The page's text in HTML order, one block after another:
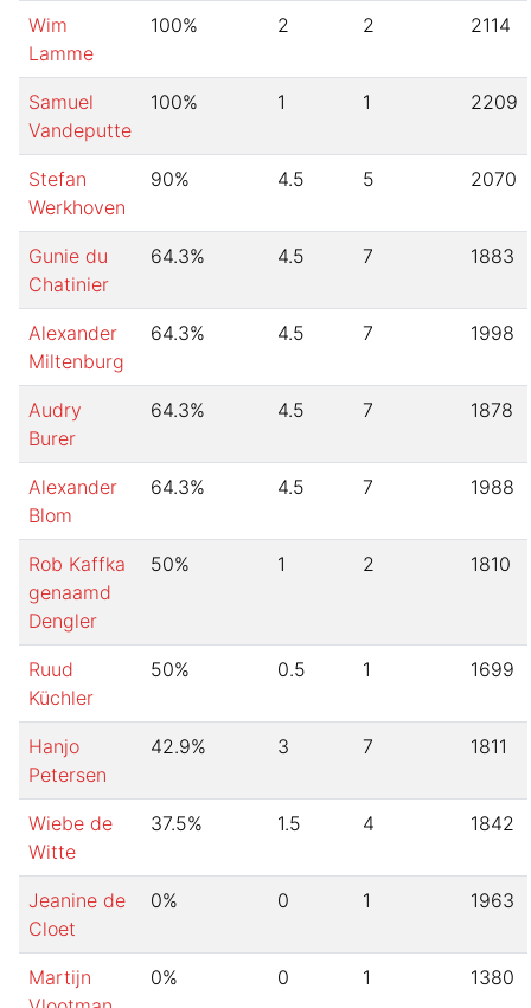
Wim
Lamme
100% 2 2 2114
Samuel
Vandeputte
100% 1 1 2209
Stefan
Werkhoven
90% 4.5 5 2070
Gunie du
Chatinier
64.3% 4.5 7 1883
Alexander
Miltenburg
64.3% 4.5 7 1998
Audry
Burer
64.3% 4.5 7 1878
Alexander
Blom
64.3% 4.5 7 1988
Rob Kaffka
genaamd
Dengler
50% 1 2 1810
Ruud
Küchler
50% 0.5 1 1699
Hanjo
Petersen
42.9% 3 7 1811
Wiebe de
Witte
37.5% 1.5 4 1842
Jeanine de
Cloet
0% 0 1 1963
Martijn
0% 0 1 1380